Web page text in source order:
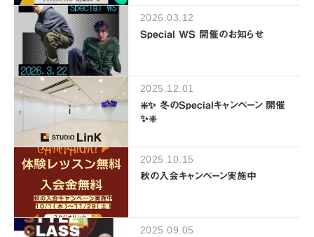
2026.03.12
Special WS 開催のお知らせ
2025.12.01
❇️✨ 冬のSpecialキャンペーン 開催
✨❇️
2025.10.15
秋の入会キャンペーン実施中
2025.09.05